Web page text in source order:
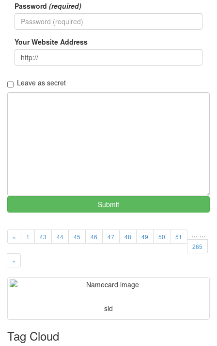
Password (required)
Your Website Address
Leave as secret
Submit
« 1 ...
43 44 45 46 47 48 49 50 51 ...
265
»
sid
Tag Cloud